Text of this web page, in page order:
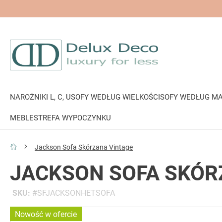
NAROŻNIKI L, C, USOFY WEDŁUG WIELKOŚCISOFY WEDŁUG
MEBLESTREFA WYPOCZYNKU
Jackson Sofa Skórzana Vintage
JACKSON SOFA
SKU
SFJACKSONHETSOFA
Przejdź
Nowość w ofercie